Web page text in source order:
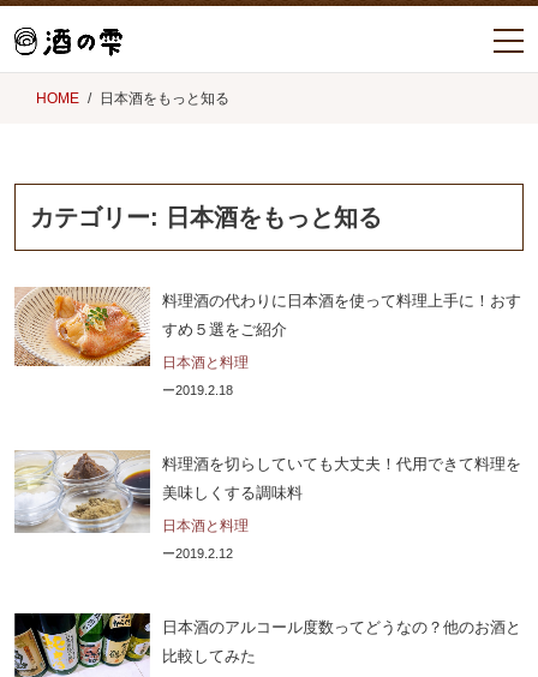
HOME 日本酒をもっと知る
カテゴリー: 日本酒をもっと知る
料理酒の代わりに日本酒を使って料理上手に！おす
すめ５選をご紹介
日本酒と料理
2019.2.18
料理酒を切らしていても大丈夫！代用できて料理を
美味しくする調味料
日本酒と料理
2019.2.12
日本酒のアルコール度数ってどうなの？他のお酒と
比較してみた